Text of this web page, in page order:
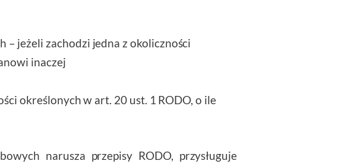
jeżeli zachodzi jedna z okoliczności
inaczej
określonych w art. 20 ust. 1 RODO, o ile
narusza przepisy RODO, przysługuje